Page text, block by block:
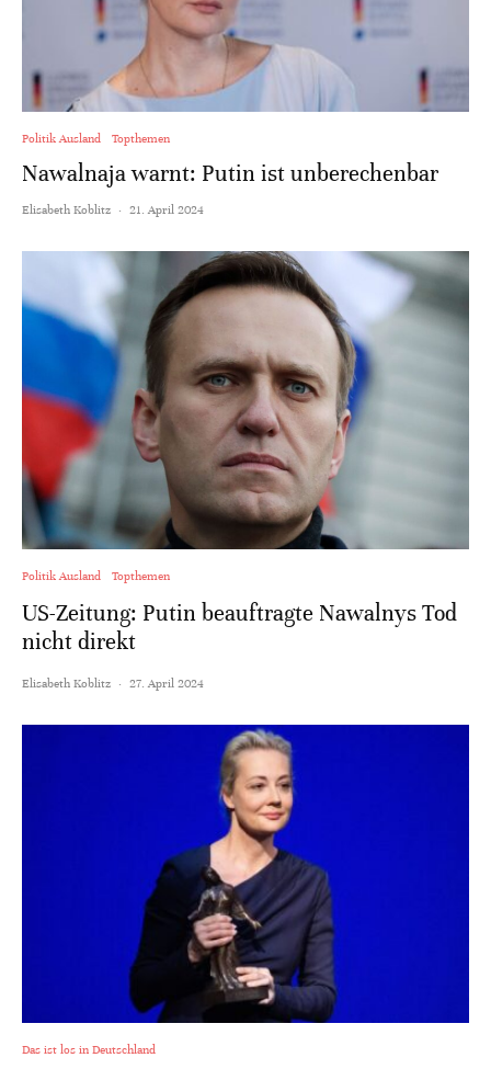
Politik Ausland Topthemen
Nawalnaja warnt: Putin ist unberechenbar
Elisabeth Koblitz · 21. April 2024
Politik Ausland Topthemen
US-Zeitung: Putin beauftragte Nawalnys Tod
nicht direkt
Elisabeth Koblitz · 27. April 2024
Das ist los in Deutschland